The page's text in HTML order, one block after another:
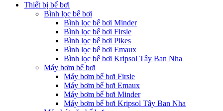
Thiết bị bể bơi
Bình lọc bể bơi
Bình lọc bể bơi Minder
Bình lọc bể bơi Firsle
Bình lọc bể bơi Pikes
Bình lọc bể bơi Emaux
Bình lọc bể bơi Kripsol Tây Ban Nha
Máy bơm bể bơi
Máy bơm bể bơi Firsle
Máy bơm bể bơi Emaux
Máy bơm bể bơi Minder
Máy bơm bể bơi Kripsol Tây Ban Nha